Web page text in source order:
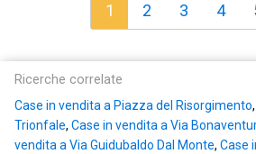
1 2 3 4
Ricerche correlate
Case in vendita a Piazza del Risorgimento,
Trionfale, Case in vendita a Via
vendita a Via Guidubaldo Dal Monte, Case